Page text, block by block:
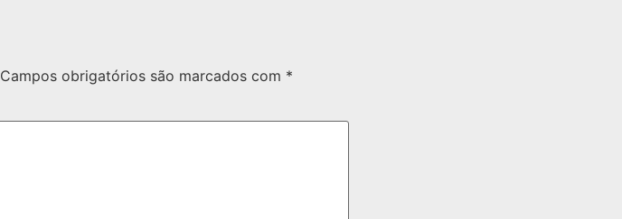
Campos obrigatórios são marcados com *